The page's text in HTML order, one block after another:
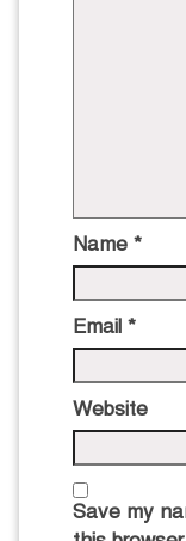
Name *
Email *
Website
Save my